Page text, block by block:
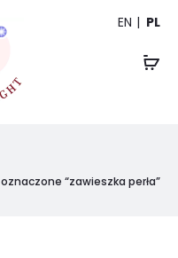
EN PL
“zawieszka perła”